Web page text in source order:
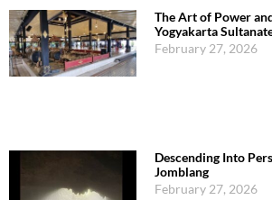
The Art of Power
Yogyakarta
February 27, 2026
Descending Into
Jomblang
February 27, 2026